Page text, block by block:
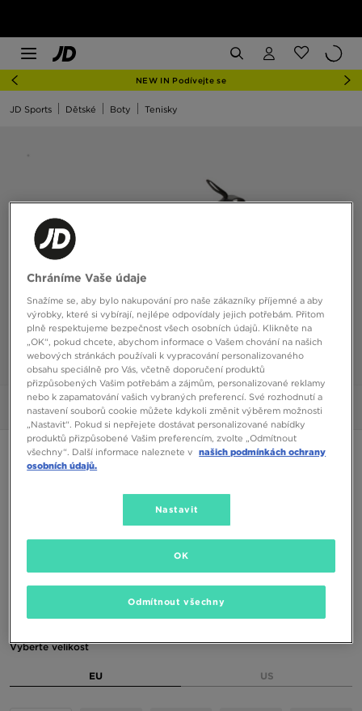
NEW IN Podívejte se
JD Sports Dětské Boty Tenisky
Obrázky 360°
ONLY AT JD
1090 Kč -28%
(Nejnižší cena za posledních 30 dní)
Černá
Vyberte velikost
EU US
Chráníme Vaše údaje
Snažíme se, aby bylo nakupování pro naše zákazníky příjemné a aby
výrobky, které si vybírají, nejlépe odpovídaly jejich potřebám. Přitom
plně respektujeme bezpečnost všech osobních údajů. Klikněte na
„OK“, pokud chcete, abychom informace o Vašem chování na našich
webových stránkách používali k vypracování personalizovaného
obsahu speciálně pro Vás, včetně doporučení produktů
přizpůsobených Vašim potřebám a zájmům, personalizované reklamy
nebo k zapamatování vašich vybraných preferencí. Své rozhodnutí a
nastavení souborů cookie můžete kdykoli změnit výběrem možnosti
„Nastavit“. Pokud si nepřejete dostávat personalizované nabídky
produktů přizpůsobené Vašim preferencím, zvolte „Odmítnout
všechny“. Další informace naleznete v našich podmínkách ochrany
osobních údajů.
Nastavit
Odmítnout všechny
OK